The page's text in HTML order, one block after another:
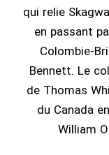
qui relie
en passant
Colombie-
Bennett. Le
de Thomas
du Canada
William